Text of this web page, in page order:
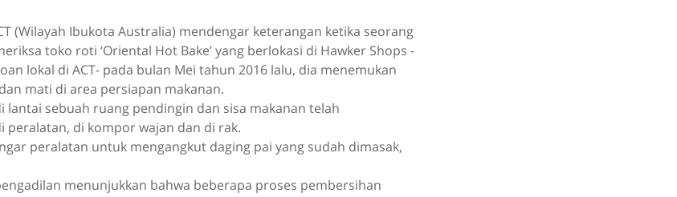
(Wilayah Ibukota Australia) mendengar keterangan ketika seorang
toko roti ‘Oriental Hot Bake’ yang berlokasi di Hawker Shops -
lokal di ACT- pada bulan Mei tahun 2016 lalu, dia menemukan
mati di area persiapan makanan.
lantai sebuah ruang pendingin dan sisa makanan telah
peralatan, di kompor wajan dan di rak.
peralatan untuk mengangkut daging pai yang sudah dimasak,
menunjukkan bahwa beberapa proses pembersihan